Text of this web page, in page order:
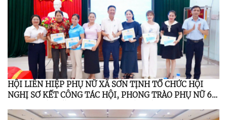
HỘI LIÊN HIỆP PHỤ NỮ XÃ SƠN TỊNH TỔ CHỨC HỘI
NGHỊ SƠ KẾT CÔNG TÁC HỘI, PHONG TRÀO PHỤ NỮ 6
ĐOẠN 2021 – 2026